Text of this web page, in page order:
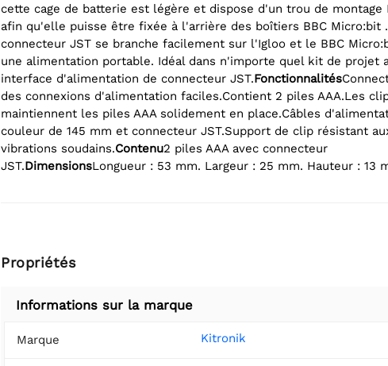
cette cage de batterie est légère et dispose d'un trou de montage
afin qu'elle puisse être fixée à l'arrière des boîtiers BBC Micro:bit
connecteur JST se branche facilement sur l'Igloo et le BBC
une alimentation portable. Idéal dans n'importe quel kit de projet
interface d'alimentation de connecteur JST.Fonctionnalités
des connexions d'alimentation faciles.Contient 2 piles AAA.Les
maintiennent les piles AAA solidement en place.Câbles
couleur de 145 mm et connecteur JST.Support de clip résistant
vibrations soudains.Contenu2 piles AAA avec connecteur
JST.DimensionsLongueur : 53 mm. Largeur : 25 mm. Hauteur : 13
Propriétés
Informations sur la marque
Marque Kitronik